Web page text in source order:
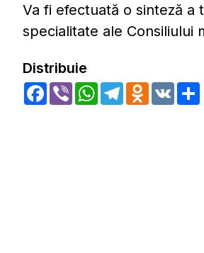
Va fi efectuată o sinteză
specialitate ale Consiliului
Distribuie
Facebook
Viber WhatsApp
Telegram VK